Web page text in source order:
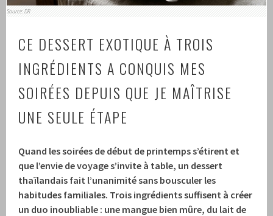
Source: DR
CE DESSERT EXOTIQUE À TROIS
INGRÉDIENTS A CONQUIS MES
SOIRÉES DEPUIS QUE JE MAÎTRISE
UNE SEULE ÉTAPE
Quand les soirées de début de printemps s’étirent et
que l’envie de voyage s’invite à table, un dessert
thaïlandais fait l’unanimité sans bousculer les
habitudes familiales. Trois ingrédients suffisent à créer
un duo inoubliable : une mangue bien mûre, du lait de